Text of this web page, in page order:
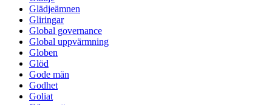
Glädjeämnen
Gliringar
Global governance
Global uppvärmning
Globen
Glöd
Gode män
Godhet
Goliat